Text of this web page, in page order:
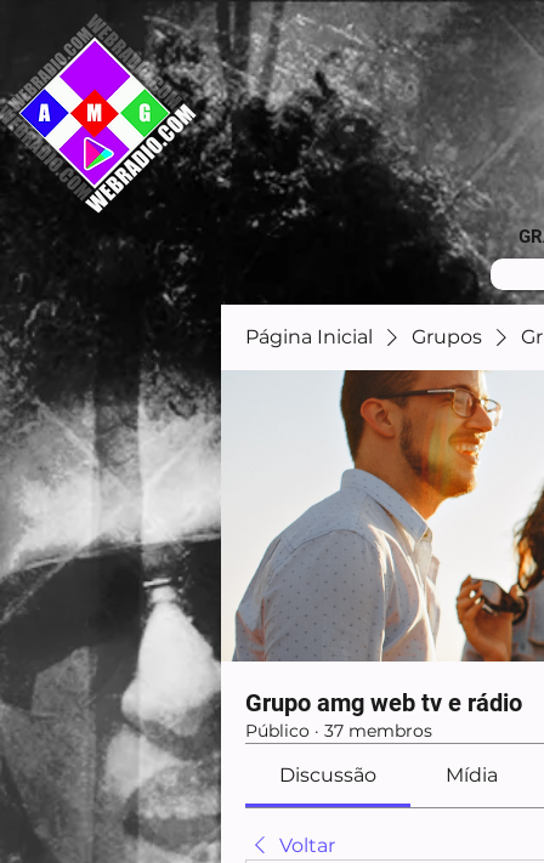
Página Inicial Grupos
Grupo amg web tv e rádio
Público · 37 membros
Discussão Mídia
Voltar